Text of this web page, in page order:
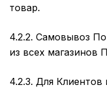
товар.
4.2.2. Самовывоз
из всех магазинов
4.2.3. Для Клиентов